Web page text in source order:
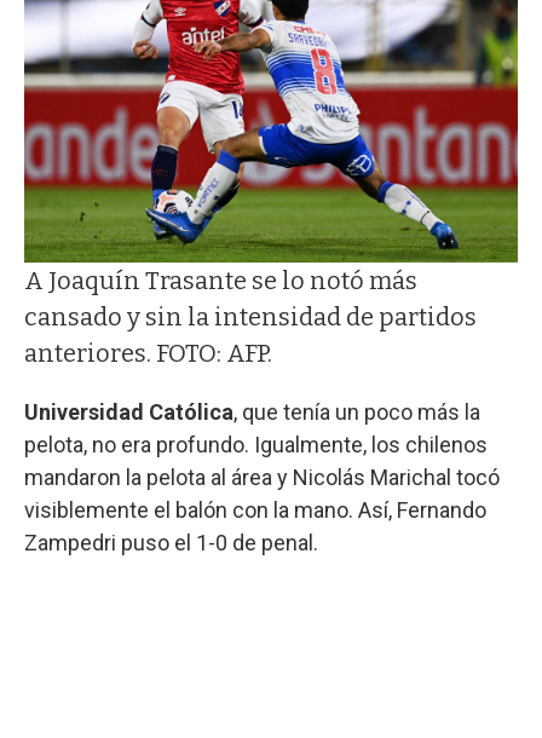
A Joaquín Trasante se lo notó más
cansado y sin la intensidad de partidos
anteriores. FOTO: AFP.
Universidad Católica, que tenía un poco más la
pelota, no era profundo. Igualmente, los chilenos
mandaron la pelota al área y Nicolás Marichal tocó
visiblemente el balón con la mano. Así, Fernando
Zampedri puso el 1-0 de penal.